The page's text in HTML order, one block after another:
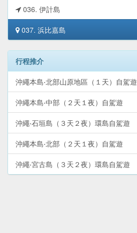
036. 伊計島
037. 浜比嘉島
行程推介
沖繩本島‧北部山原地區（１天）自駕遊
沖繩本島‧中部（２天１夜）自駕遊
沖繩‧石垣島（３天２夜）環島自駕遊
沖繩本島‧北部（２天１夜）自駕遊
沖繩‧宮古島（３天２夜）環島自駕遊